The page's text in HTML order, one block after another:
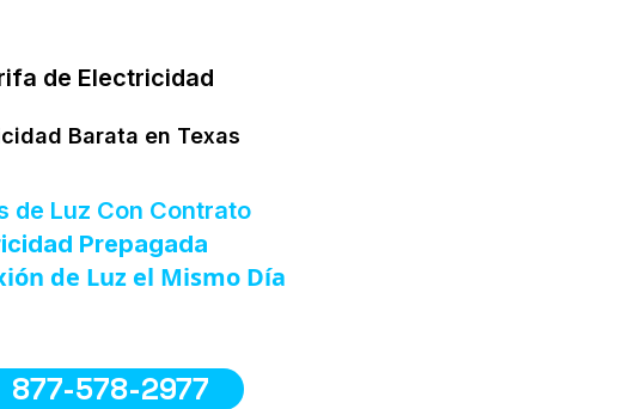
de Electricidad
Barata en Texas
de Luz Con Contrato
Prepagada
de Luz el Mismo Día
877-578-2977